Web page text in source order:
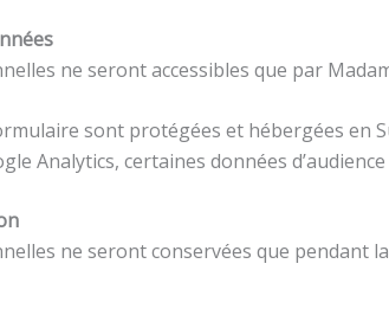
ne seront accessibles que par
sont protégées et hébergées en
Analytics, certaines données
ne seront conservées que pendant